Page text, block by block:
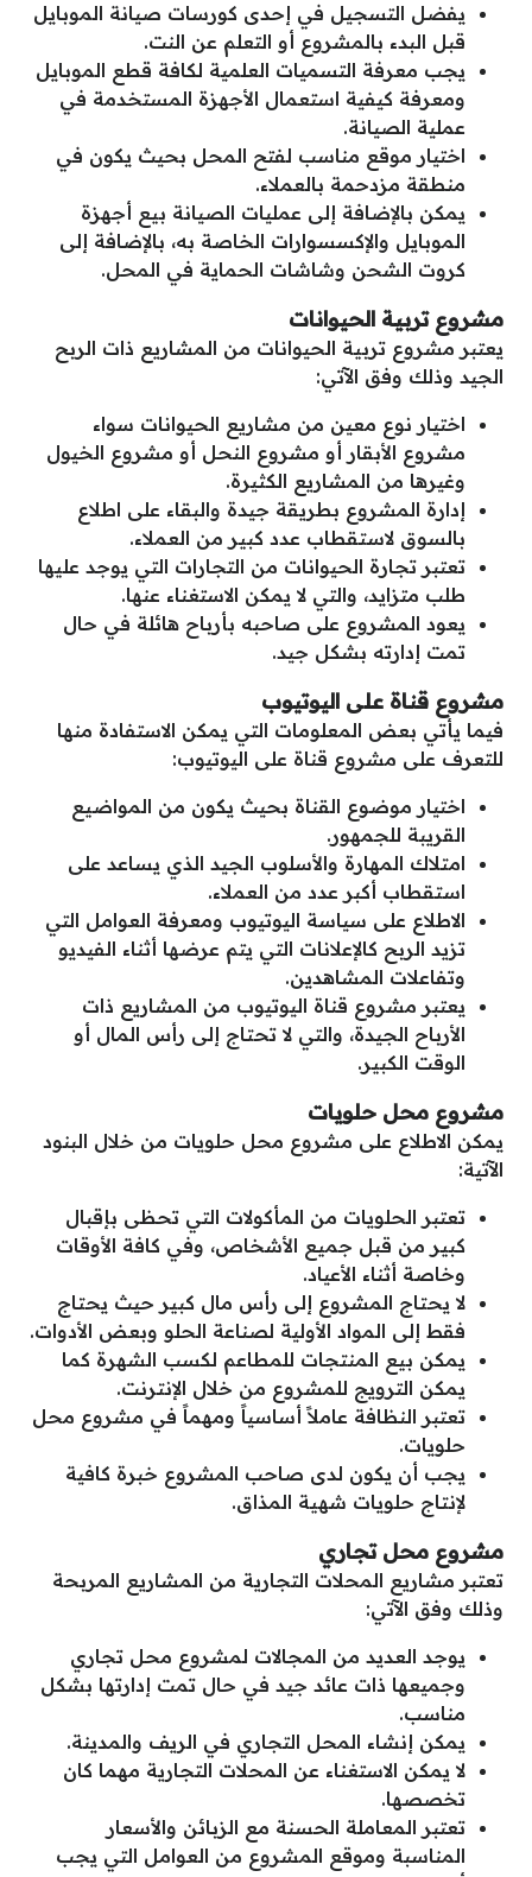
يفضل التسجيل في إحدى كورسات صيانة الموبايل
قبل البدء بالمشروع أو التعلم عن النت.
يجب معرفة التسميات العلمية لكافة قطع الموبايل
ومعرفة كيفية استعمال الأجهزة المستخدمة في
عملية الصيانة.
اختيار موقع مناسب لفتح المحل بحيث يكون في
منطقة مزدحمة بالعملاء.
يمكن بالإضافة إلى عمليات الصيانة بيع أجهزة
الموبايل والإكسسوارات الخاصة به، بالإضافة إلى
كروت الشحن وشاشات الحماية في المحل.
مشروع تربية الحيوانات
يعتبر مشروع تربية الحيوانات من المشاريع ذات الربح
الجيد وذلك وفق الآتي:
اختيار نوع معين من مشاريع الحيوانات سواء
مشروع الأبقار أو مشروع النحل أو مشروع الخيول
وغيرها من المشاريع الكثيرة.
إدارة المشروع بطريقة جيدة والبقاء على اطلاع
بالسوق لاستقطاب عدد كبير من العملاء.
تعتبر تجارة الحيوانات من التجارات التي يوجد عليها
طلب متزايد، والتي لا يمكن الاستغناء عنها.
يعود المشروع على صاحبه بأرباح هائلة في حال
تمت إدارته بشكل جيد.
مشروع قناة على اليوتيوب
فيما يأتي بعض المعلومات التي يمكن الاستفادة منها
للتعرف على مشروع قناة على اليوتيوب:
اختيار موضوع القناة بحيث يكون من المواضيع
القريبة للجمهور.
امتلاك المهارة والأسلوب الجيد الذي يساعد على
استقطاب أكبر عدد من العملاء.
الاطلاع على سياسة اليوتيوب ومعرفة العوامل التي
تزيد الربح كالإعلانات التي يتم عرضها أثناء الفيديو
وتفاعلات المشاهدين.
يعتبر مشروع قناة اليوتيوب من المشاريع ذات
الأرباح الجيدة، والتي لا تحتاج إلى رأس المال أو
الوقت الكبير.
مشروع محل حلويات
يمكن الاطلاع على مشروع محل حلويات من خلال البنود
الآتية:
تعتبر الحلويات من المأكولات التي تحظى بإقبال
كبير من قبل جميع الأشخاص، وفي كافة الأوقات
وخاصة أثناء الأعياد.
لا يحتاج المشروع إلى رأس مال كبير حيث يحتاج
فقط إلى المواد الأولية لصناعة الحلو وبعض الأدوات.
يمكن بيع المنتجات للمطاعم لكسب الشهرة كما
يمكن الترويج للمشروع من خلال الإنترنت.
تعتبر النظافة عاملاً أساسياً ومهماً في مشروع محل
حلويات.
يجب أن يكون لدى صاحب المشروع خبرة كافية
لإنتاج حلويات شهية المذاق.
مشروع محل تجاري
تعتبر مشاريع المحلات التجارية من المشاريع المربحة
وذلك وفق الآتي:
يوجد العديد من المجالات لمشروع محل تجاري
وجميعها ذات عائد جيد في حال تمت إدارتها بشكل
مناسب.
يمكن إنشاء المحل التجاري في الريف والمدينة.
لا يمكن الاستغناء عن المحلات التجارية مهما كان
تخصصها.
تعتبر المعاملة الحسنة مع الزبائن والأسعار
المناسبة وموقع المشروع من العوامل التي يجب